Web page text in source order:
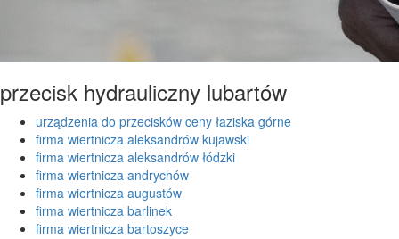
przecisk hydrauliczny lubartów
urządzenia do przecisków ceny łaziska górne
firma wiertnicza aleksandrów kujawski
firma wiertnicza aleksandrów łódzki
firma wiertnicza andrychów
firma wiertnicza augustów
firma wiertnicza barlinek
firma wiertnicza bartoszyce